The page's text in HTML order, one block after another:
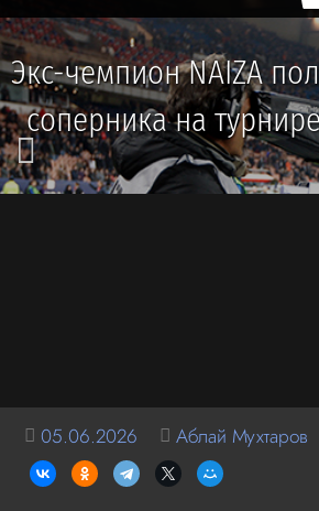
Экс-чемпион NAIZA
соперника на
05.06.2026 Аблай Мухтаров